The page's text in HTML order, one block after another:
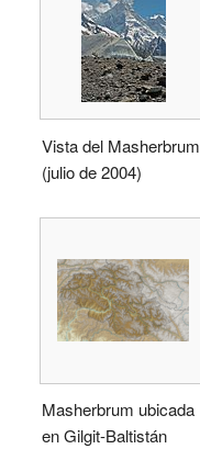
Vista del Masherbrum
(julio de 2004)
Masherbrum ubicada
en Gilgit-Baltistán